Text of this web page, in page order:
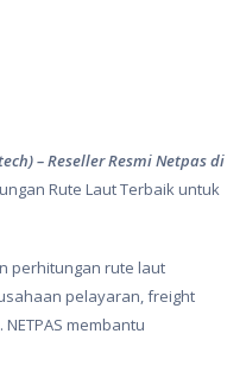
– Reseller Resmi Netpas di
Rute Laut Terbaik untuk
perhitungan rute laut
pelayaran, freight
membantu